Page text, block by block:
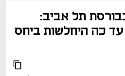
המדדים מציגים עד כה היחלשות ביחס